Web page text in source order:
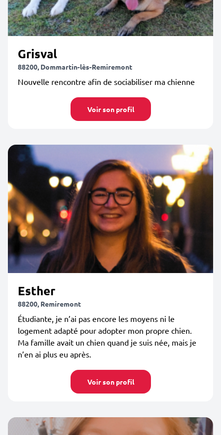
Grisval
88200, Dommartin-lès-Remiremont
Nouvelle rencontre afin de sociabiliser ma chienne
Voir son profil
Esther
88200, Remiremont
Étudiante, je n’ai pas encore les moyens ni le
logement adapté pour adopter mon propre chien.
Ma famille avait un chien quand je suis née, mais je
n’en ai plus eu après.
Voir son profil